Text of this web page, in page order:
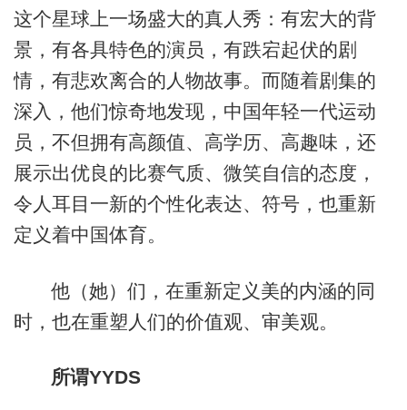
这个星球上一场盛大的真人秀：有宏大的背
景，有各具特色的演员，有跌宕起伏的剧
情，有悲欢离合的人物故事。而随着剧集的
深入，他们惊奇地发现，中国年轻一代运动
员，不但拥有高颜值、高学历、高趣味，还
展示出优良的比赛气质、微笑自信的态度，
令人耳目一新的个性化表达、符号，也重新
定义着中国体育。
他（她）们，在重新定义美的内涵的同
时，也在重塑人们的价值观、审美观。
所谓YYDS